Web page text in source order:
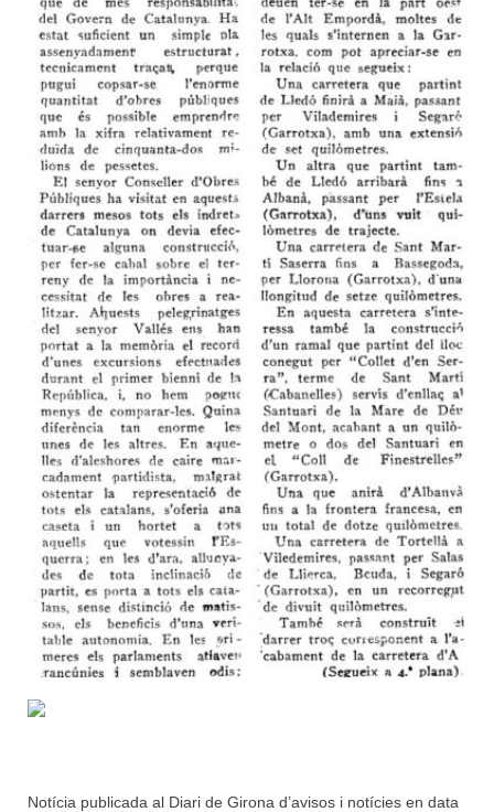
Notícia publicada al Diari de Girona d’avisos i notícies en data